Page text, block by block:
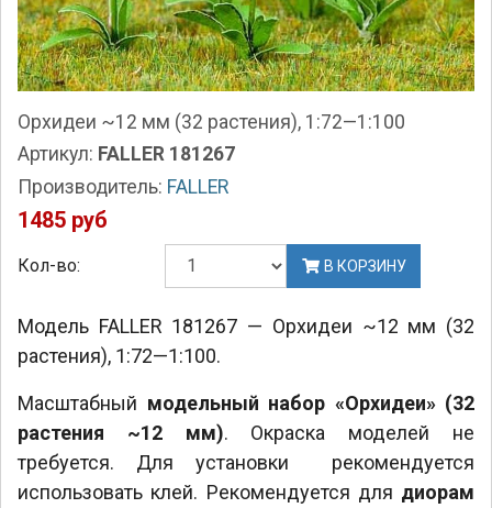
Орхидеи ~12 мм (32 растения), 1:72—1:100
Артикул: FALLER 181267
Производитель: FALLER
1485 руб
Кол-во: В КОРЗИНУ
Модель FALLER 181267 — Орхидеи ~12 мм (32
растения), 1:72—1:100.
Масштабный модельный набор «Орхидеи» (32
растения ~12 мм). Окраска моделей не
требуется. Для установки рекомендуется
использовать клей. Рекомендуется для диорам